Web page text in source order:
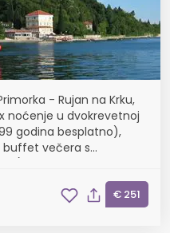
- Rujan na Krku,
noćenje u dvokrevetnoj
godina besplatno),
buffet večera s
€ 251